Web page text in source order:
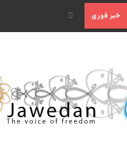
خبر فوری تحولات بدخشان؛ نشانه‌های